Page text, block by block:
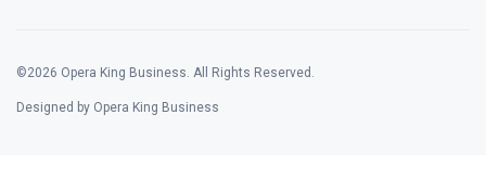
©2026 Opera King Business. All Rights Reserved.
Designed by Opera King Business